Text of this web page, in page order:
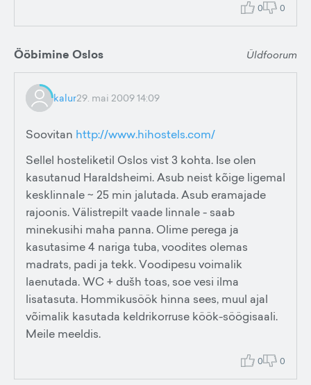
0 0
Ööbimine Oslos Üldfoorum
kalur29. mai 2009 14:09
Soovitan http://www.hihostels.com/
Sellel hosteliketil Oslos vist 3 kohta. Ise olen
kasutanud Haraldsheimi. Asub neist kõige ligemal
kesklinnale ~ 25 min jalutada. Asub eramajade
rajoonis. Välistrepilt vaade linnale - saab
minekusihi maha panna. Olime perega ja
kasutasime 4 nariga tuba, voodites olemas
madrats, padi ja tekk. Voodipesu voimalik
laenutada. WC + dušh toas, soe vesi ilma
lisatasuta. Hommikusöök hinna sees, muul ajal
võimalik kasutada keldrikorruse köök-söögisaali.
Meile meeldis.
0 0